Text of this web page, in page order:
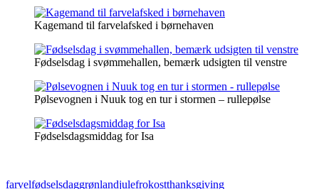
Kagemand til farvelafsked i børnehaven
Fødselsdag i svømmehallen, bemærk udsigten til venstre
Pølsevognen i Nuuk tog en tur i stormen – rullepølse
Fødselsdagsmiddag for Isa
farvelfødselsdaggrønlandjulefrokostthanksgiving